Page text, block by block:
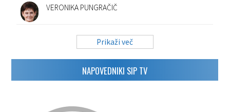
VERONIKA PUNGRAČIČ
Prikaži več
NAPOVEDNIKI SIP TV